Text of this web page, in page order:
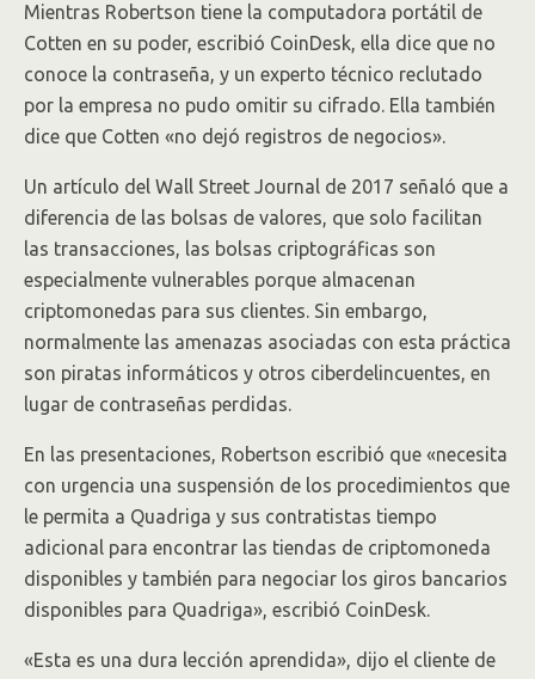
Mientras Robertson tiene la computadora portátil de
Cotten en su poder, escribió CoinDesk, ella dice que no
conoce la contraseña, y un experto técnico reclutado
por la empresa no pudo omitir su cifrado. Ella también
dice que Cotten «no dejó registros de negocios».
Un artículo del Wall Street Journal de 2017 señaló que a
diferencia de las bolsas de valores, que solo facilitan
las transacciones, las bolsas criptográficas son
especialmente vulnerables porque almacenan
criptomonedas para sus clientes. Sin embargo,
normalmente las amenazas asociadas con esta práctica
son piratas informáticos y otros ciberdelincuentes, en
lugar de contraseñas perdidas.
En las presentaciones, Robertson escribió que «necesita
con urgencia una suspensión de los procedimientos que
le permita a Quadriga y sus contratistas tiempo
adicional para encontrar las tiendas de criptomoneda
disponibles y también para negociar los giros bancarios
disponibles para Quadriga», escribió CoinDesk.
«Esta es una dura lección aprendida», dijo el cliente de